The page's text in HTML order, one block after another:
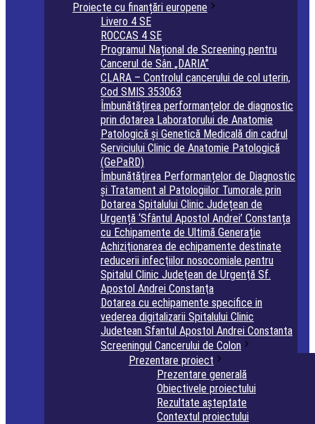
Proiecte cu finanțări europene
Livero 4 SE
ROCCAS 4 SE
Programul Național de Screening pentru
Cancerul de Sân „DARIA”
CLARA – Controlul cancerului de col uterin,
Cod SMIS 353063
Îmbunătățirea performanțelor de diagnostic
prin dotarea Laboratorului de Anatomie
Patologică și Genetică Medicală din cadrul
Serviciului Clinic de Anatomie Patologică
(GePaRD)
Îmbunătățirea Performanțelor de Diagnostic
și Tratament al Patologiilor Tumorale prin
Dotarea Spitalului Clinic Județean de
Urgență ‘Sfântul Apostol Andrei’ Constanța
cu Echipamente de Ultimă Generație
Achiziţionarea de echipamente destinate
reducerii infecţiilor nosocomiale pentru
Spitalul Clinic Judeţean de Urgenţă Sf.
Apostol Andrei Constanţa
Dotarea cu echipamente specifice in
vederea digitalizarii Spitalului Clinic
Judetean Sfantul Apostol Andrei Constanta
Screeningul Cancerului de Colon
Prezentare proiect
Prezentare generală
Obiectivele proiectului
Rezultate așteptate
Contextul proiectului